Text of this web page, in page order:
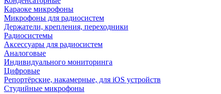
Караоке микрофоны
Микрофоны для радиосистем
Держатели, крепления, переходники
Радиосистемы
Аксессуары для радиосистем
Аналоговые
Индивидуального мониторинга
Цифровые
Репортёрские, накамерные, для iOS устройств
Студийные микрофоны